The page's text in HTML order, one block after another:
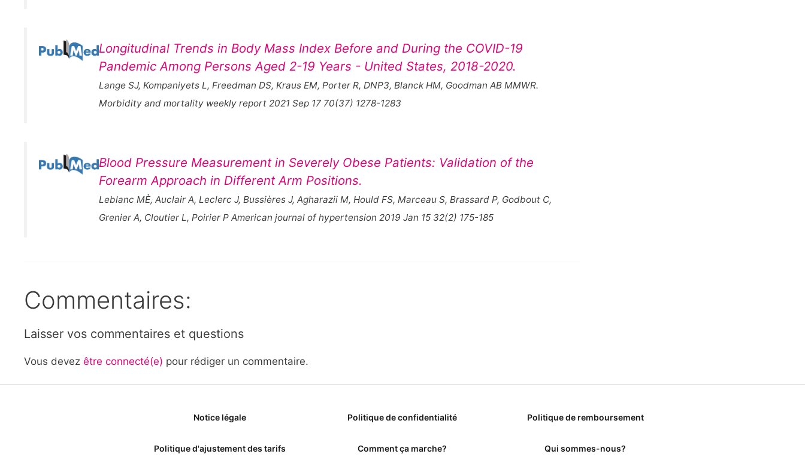
Longitudinal Trends in Body Mass Index Before and During the COVID-19
Pandemic Among Persons Aged 2-19 Years - United States, 2018-2020.
Lange SJ, Kompaniyets L, Freedman DS, Kraus EM, Porter R, DNP3, Blanck HM, Goodman AB MMWR.
Morbidity and mortality weekly report 2021 Sep 17 70(37) 1278-1283
Blood Pressure Measurement in Severely Obese Patients: Validation of the
Forearm Approach in Different Arm Positions.
Leblanc MÈ, Auclair A, Leclerc J, Bussières J, Agharazii M, Hould FS, Marceau S, Brassard P, Godbout C,
Grenier A, Cloutier L, Poirier P American journal of hypertension 2019 Jan 15 32(2) 175-185
Commentaires:
Laisser vos commentaires et questions
Vous devez être connecté(e) pour rédiger un commentaire.
Notice légale Politique de confidentialité Politique de remboursement
Politique d'ajustement des tarifs Comment ça marche? Qui sommes-nous?